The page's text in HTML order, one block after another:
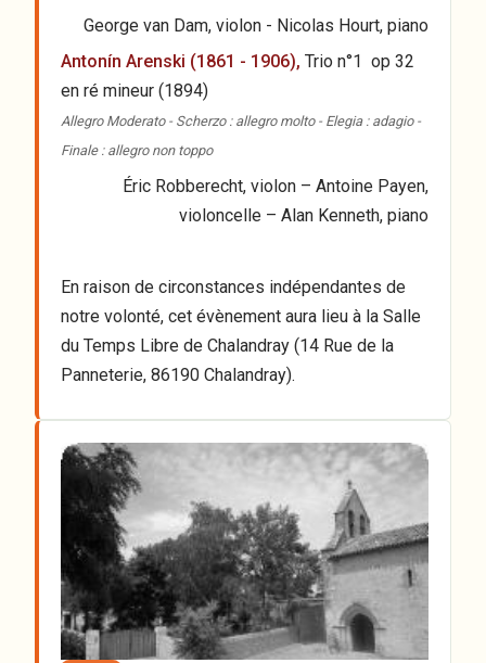
George van Dam, violon - Nicolas Hourt, piano
Antonín Arenski (1861 - 1906), Trio n°1 op 32
en ré mineur (1894)
Allegro Moderato - Scherzo : allegro molto - Elegia : adagio -
Finale : allegro non toppo
Éric Robberecht, violon – Antoine Payen,
violoncelle – Alan Kenneth, piano
En raison de circonstances indépendantes de
notre volonté, cet évènement aura lieu à la Salle
du Temps Libre de Chalandray (14 Rue de la
Panneterie, 86190 Chalandray).